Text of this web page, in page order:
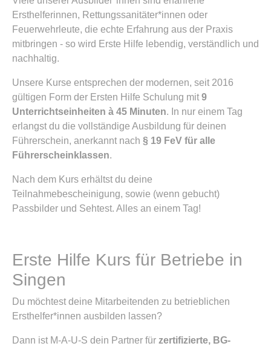
Ersthelferinnen, Rettungssanitäter*innen oder
Feuerwehrleute, die echte Erfahrung aus der Praxis
mitbringen - so wird Erste Hilfe lebendig, verständlich und
nachhaltig.
Unsere Kurse entsprechen der modernen, seit 2016
gültigen Form der Ersten Hilfe Schulung mit 9
Unterrichtseinheiten à 45 Minuten. In nur einem Tag
erlangst du die vollständige Ausbildung für deinen
Führerschein, anerkannt nach § 19 FeV für alle
Führerscheinklassen.
Nach dem Kurs erhältst du deine
Teilnahmebescheinigung, sowie (wenn gebucht)
Passbilder und Sehtest. Alles an einem Tag!
Erste Hilfe Kurs für Betriebe in
Singen
Du möchtest deine Mitarbeitenden zu betrieblichen
Ersthelfer*innen ausbilden lassen?
Dann ist M-A-U-S dein Partner für zertifizierte, BG-